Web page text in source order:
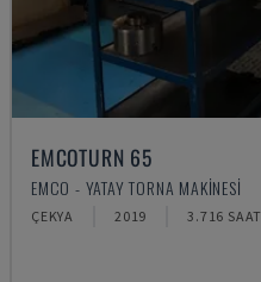
EMCOTURN 65
EMCO - YATAY TORNA MAKINESI
ÇEKYA 2019 3.716 SAAT